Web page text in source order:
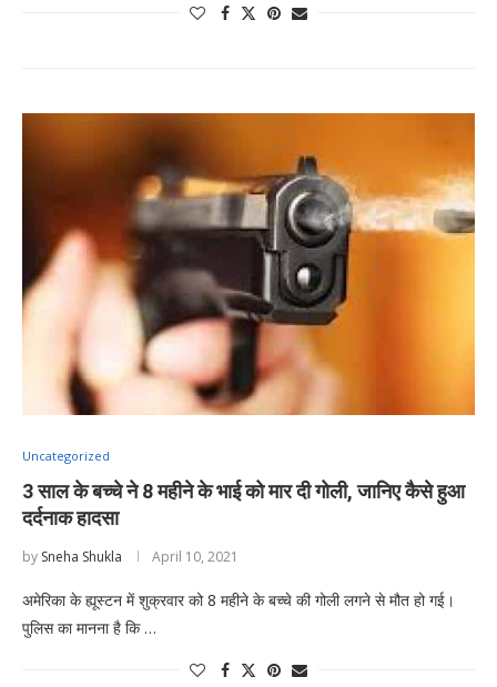
Uncategorized
3 साल के बच्चे ने 8 महीने के भाई को मार दी गोली, जानिए कैसे हुआ
दर्दनाक हादसा
by Sneha Shukla April 10, 2021
अमेरिका के ह्यूस्टन में शुक्रवार को 8 महीने के बच्चे की गोली लगने से मौत हो गई।
पुलिस का मानना ​​है कि …